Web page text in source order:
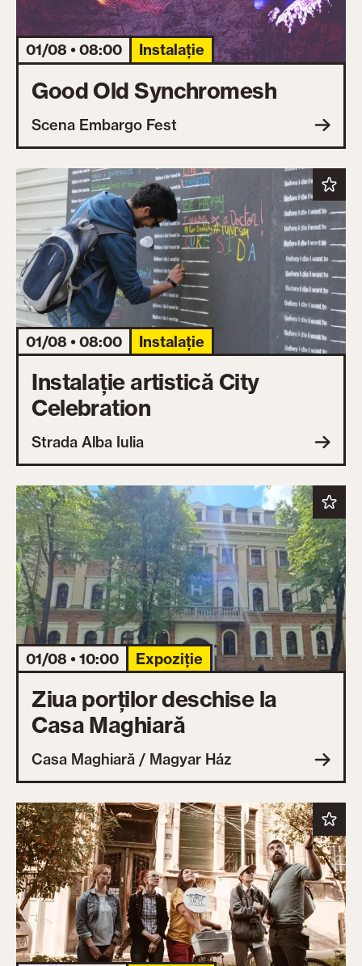
01/08 • 08:00 Instalație
Good Old Synchromesh
Scena Embargo Fest
01/08 • 08:00 Instalație
Instalație artistică City
Celebration
Strada Alba Iulia
01/08 • 10:00 Expoziție
Ziua porților deschise la
Casa Maghiară
Casa Maghiară / Magyar Ház